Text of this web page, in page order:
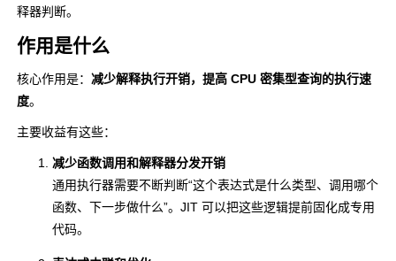
释器判断。
作用是什么
核心作用是： 减少解释执行开销，提高 CPU 密集型查询的执行速
度。
主要收益有这些：
减少函数调用和解释器分发开销
通用执行器需要不断判断“这个表达式是什么类型、调用哪个
函数、下一步做什么”。JIT 可以把这些逻辑提前固化成专用
代码。